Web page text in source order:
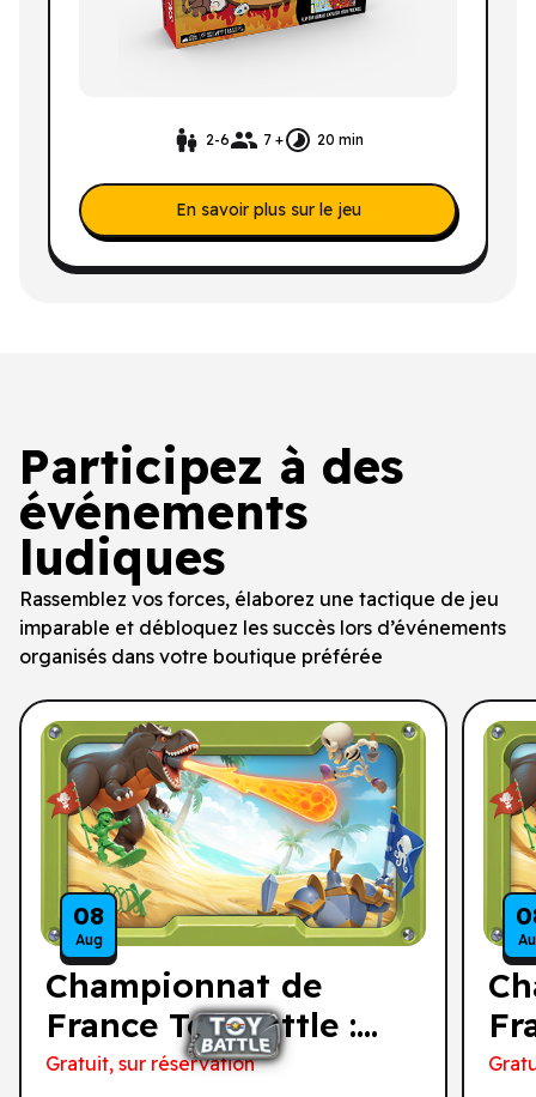
2-6 7 + 20 min
En savoir plus sur le jeu
Participez à des
événements
ludiques
Rassemblez vos forces, élaborez une tactique de jeu
imparable et débloquez les succès lors d’événements
organisés dans votre boutique préférée
08
Aug
Championnat de
France Toy Battle :
tournoi de
Gratuit, sur réservation